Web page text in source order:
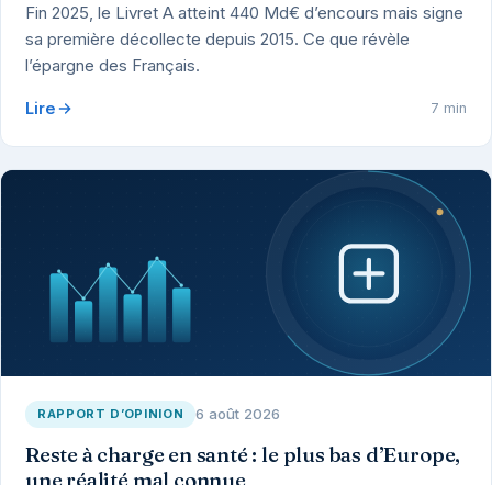
Fin 2025, le Livret A atteint 440 Md€ d’encours mais signe
sa première décollecte depuis 2015. Ce que révèle
l’épargne des Français.
Lire 7 min
RAPPORT D’OPINION 6 août 2026
Reste à charge en santé : le plus bas d’Europe,
une réalité mal connue